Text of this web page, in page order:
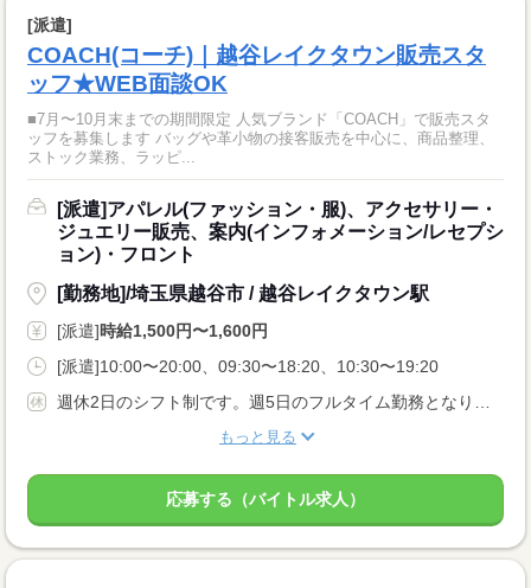
[派遣]
COACH(コーチ)｜越谷レイクタウン販売スタ
ッフ★WEB面談OK
■7月〜10月末までの期間限定 人気ブランド「COACH」で販売スタ
ッフを募集します バッグや革小物の接客販売を中心に、商品整理、
ストック業務、ラッピ...
[派遣]アパレル(ファッション・服)、アクセサリー・
ジュエリー販売、案内(インフォメーション/レセプシ
ョン)・フロント
[勤務地]/埼玉県越谷市 / 越谷レイクタウン駅
[派遣]時給1,500円〜1,600円
[派遣]10:00〜20:00、09:30〜18:20、10:30〜19:20
もっと見る
応募する（バイトル求人）